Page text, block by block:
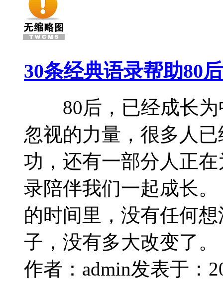
30条经典语录帮助80
80后，已经成长为
忽视的力量，很多人
功，还有一部分人正
录陪伴我们一起成长
的时间里，没有任何
子，没有多大改变
作者：admin发表于：